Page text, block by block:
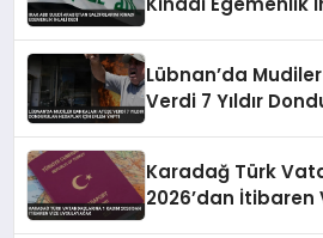
Lübnan’da
Verdi 7 Yıldır
Karadağ Türk
2026’dan